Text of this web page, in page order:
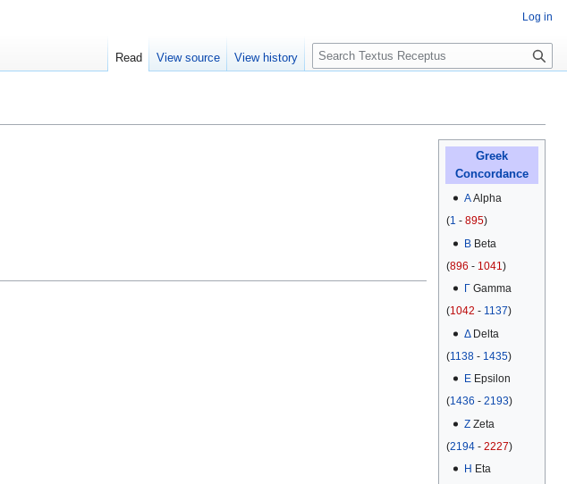
Greek
Concordance
ΑAlpha
(1 - 895)
ΒBeta
(896 - 1041)
ΓGamma
(1042 - 1137)
ΔDelta
(1138 - 1435)
ΕEpsilon
(1436 - 2193)
ΖZeta
(2194 - 2227)
Η Eta
Log in
Read View source View history
S
e
c